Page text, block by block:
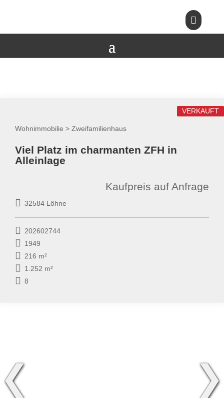

Wohnimmobilie > Zweifamilienhaus
VERKAUFT
Viel Platz im charmanten ZFH in
Alleinlage
32584 Löhne
Kaufpreis auf Anfrage
202602744
1949
216 m²
1.252 m²
8
❮ ❯